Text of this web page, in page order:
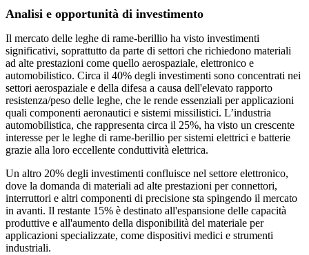
Analisi e opportunità di investimento
Il mercato delle leghe di rame-berillio ha visto investimenti
significativi, soprattutto da parte di settori che richiedono materiali
ad alte prestazioni come quello aerospaziale, elettronico e
automobilistico. Circa il 40% degli investimenti sono concentrati nei
settori aerospaziale e della difesa a causa dell'elevato rapporto
resistenza/peso delle leghe, che le rende essenziali per applicazioni
quali componenti aeronautici e sistemi missilistici. L’industria
automobilistica, che rappresenta circa il 25%, ha visto un crescente
interesse per le leghe di rame-berillio per sistemi elettrici e batterie
grazie alla loro eccellente conduttività elettrica.
Un altro 20% degli investimenti confluisce nel settore elettronico,
dove la domanda di materiali ad alte prestazioni per connettori,
interruttori e altri componenti di precisione sta spingendo il mercato
in avanti. Il restante 15% è destinato all'espansione delle capacità
produttive e all'aumento della disponibilità del materiale per
applicazioni specializzate, come dispositivi medici e strumenti
industriali.